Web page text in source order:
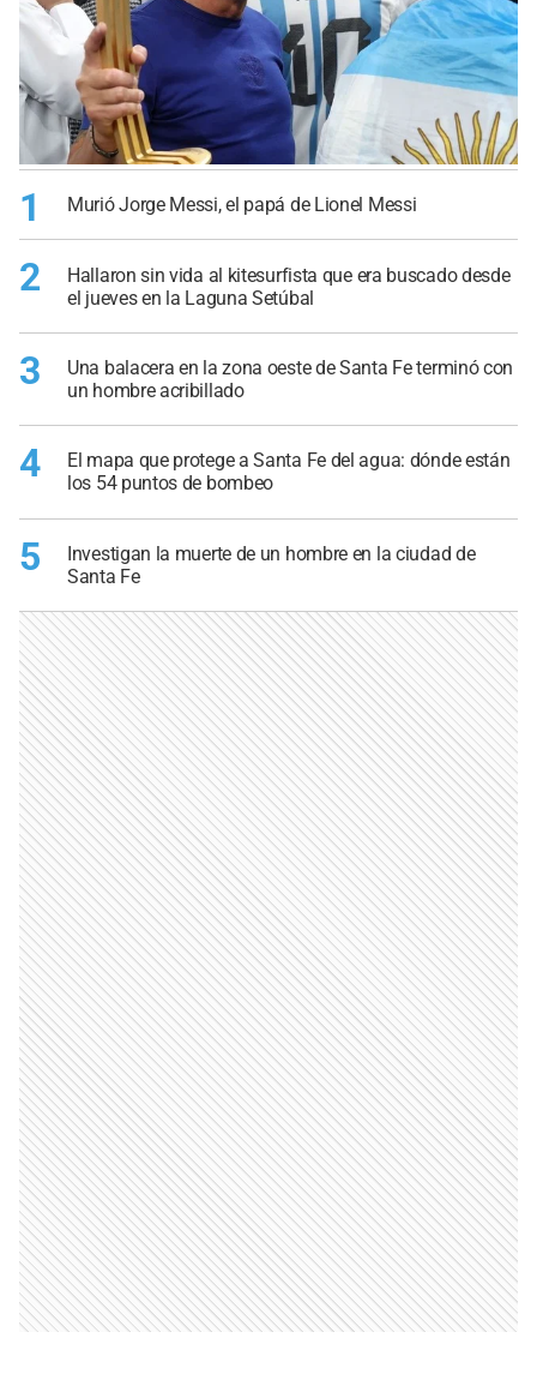
1 Murió Jorge Messi, el papá de Lionel Messi
2
Hallaron sin vida al kitesurfista que era buscado desde
el jueves en la Laguna Setúbal
3
Una balacera en la zona oeste de Santa Fe terminó con
un hombre acribillado
4
El mapa que protege a Santa Fe del agua: dónde están
los 54 puntos de bombeo
5
Investigan la muerte de un hombre en la ciudad de
Santa Fe